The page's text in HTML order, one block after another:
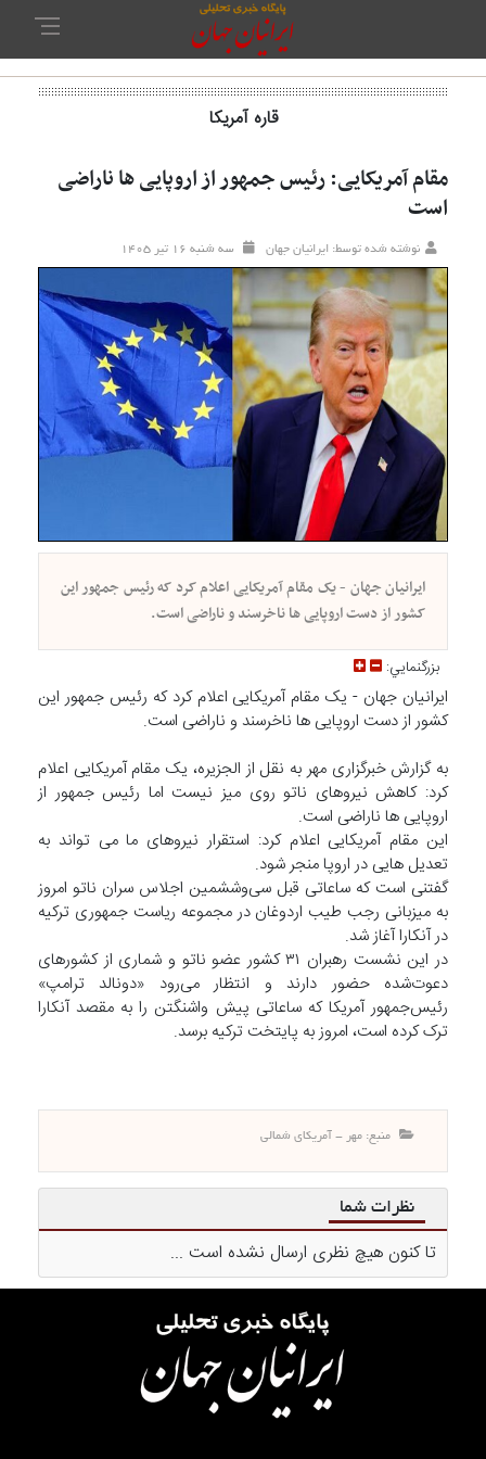
قاره آمریکا
مقام آمریکایی: رئیس جمهور از اروپایی ها ناراضی
است
نوشته شده توسط: ایرانیان جهان سه شنبه ۱۶ تير ۱۴۰۵
ایرانیان جهان - یک مقام آمریکایی اعلام کرد که رئیس جمهور این
کشور از دست اروپایی ها ناخرسند و ناراضی است.
بزرگنمايي:
ایرانیان جهان - یک مقام آمریکایی اعلام کرد که رئیس جمهور این
کشور از دست اروپایی ها ناخرسند و ناراضی است.
به گزارش خبرگزاری مهر به نقل از الجزیره، یک مقام آمریکایی اعلام
کرد: کاهش نیروهای ناتو روی میز نیست اما رئیس جمهور از
اروپایی ها ناراضی است.
این مقام آمریکایی اعلام کرد: استقرار نیروهای ما می تواند به
تعدیل هایی در اروپا منجر شود.
گفتنی است که ساعاتی قبل سی‌وششمین اجلاس سران ناتو امروز
به میزبانی رجب طیب اردوغان در مجموعه ریاست‌ جمهوری ترکیه
در آنکارا آغاز شد.
در این نشست رهبران ۳۱ کشور عضو ناتو و شماری از کشورهای
دعوت‌شده حضور دارند و انتظار می‌رود «دونالد ترامپ»
رئیس‌جمهور آمریکا که ساعاتی پیش واشنگتن را به مقصد آنکارا
ترک کرده است، امروز به پایتخت ترکیه برسد.
منبع: مهر - آمریکای شمالی
نظرات شما
تا کنون هیچ نظری ارسال نشده است ...